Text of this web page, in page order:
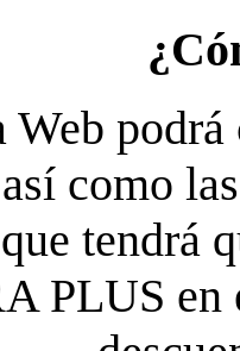
Web
como
tendrá
PLUS en